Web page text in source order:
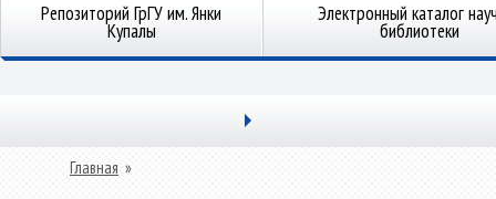
Репозиторий ГрГУ им. Янки
Купалы
Электронный каталог
библиотеки
Главная »